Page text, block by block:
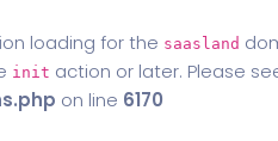
loading for the saasland
init action or later. Please
on line 6170